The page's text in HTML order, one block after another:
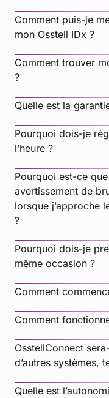
La plateforme de
Le SmartPeg est
Si vous utilisez
vous qu’il a été
que les 20 cycles
dépassés. Un
pas
pouvoir
Un SmartPeg à
Assurez-vous
positionné sur
empêcher une
d’une valeur
Interférence
Comment puis-je
mon Osstell IDx ?
Comment trouver
?
Quelle est la
Pourquoi dois-je
l’heure ?
Pourquoi est-ce
avertissement de
lorsque j’approche
?
Pourquoi dois-je
même occasion ?
Comment
Comment
OsstellConnect
d’autres systèmes,
Quelle est